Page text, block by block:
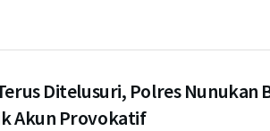
Ditelusuri, Polres Nunukan
Akun Provokatif